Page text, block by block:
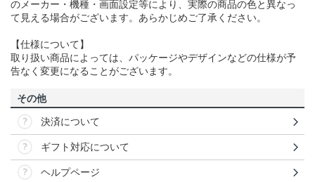
のメーカー・機種・画面設定等により、実際の商品の色と異なっ
て見える場合がございます。あらかじめご了承ください。
【仕様について】
取り扱い商品によっては、パッケージやデザインなどの仕様が予
告なく変更になることがございます。
その他
決済について
ギフト対応について
ヘルプページ